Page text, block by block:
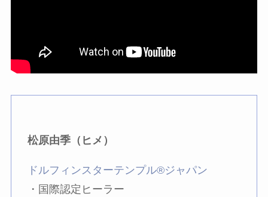
松原由季（ヒメ）
ドルフィンスターテンプル®ジャパン
・国際認定ヒーラー